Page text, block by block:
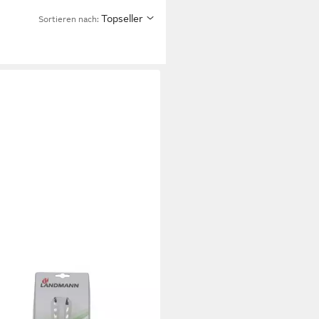
Sortieren nach: Topseller
Landmann Quality
Edelstahl Grillbesteck BBQ